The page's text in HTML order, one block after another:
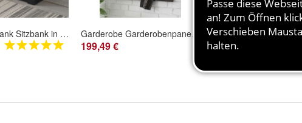
Garderobe Bank Sitzbank in Kastanie und grau Schuhbank 80 cm Flur Diele Beveren Garderobe Garderobenpaneel Kastanie und grau Flur Paneel 80 x 107 cm Beveren
199,49 € 209,49 €